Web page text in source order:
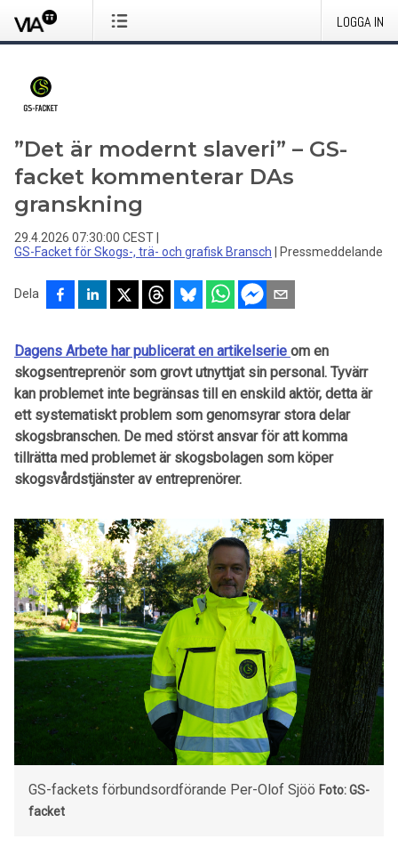
LOGGA IN
”Det är modernt slaveri” – GS-
facket kommenterar DAs
granskning
29.4.2026 07:30:00 CEST
GS-Facket för Skogs-, trä- och grafisk Bransch
Pressmeddelande
Dela
Dagens Arbete har publicerat en artikelserie om en
skogsentreprenör som grovt utnyttjat sin personal. Tyvärr
kan problemet inte begränsas till en enskild aktör, detta är
ett systematiskt problem som genomsyrar stora delar
skogsbranschen. De med störst ansvar för att komma
tillrätta med problemet är skogsbolagen som köper
skogsvårdstjänster av entreprenörer.
GS-fackets förbundsordförande Per-Olof Sjöö Foto: GS-
facket